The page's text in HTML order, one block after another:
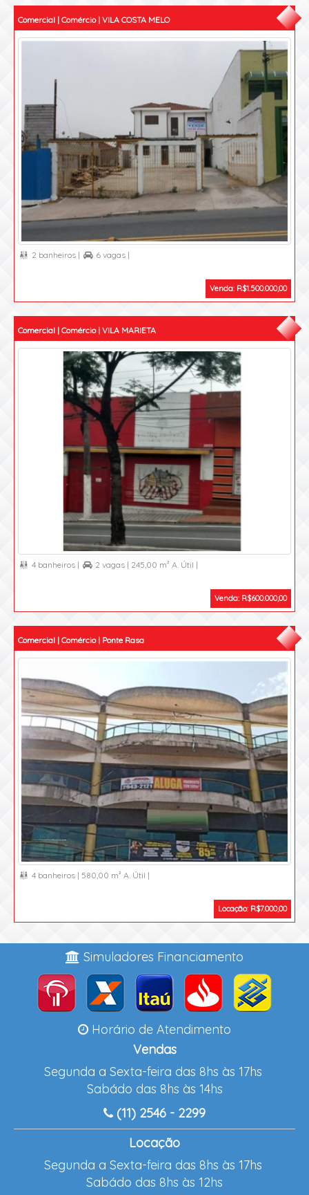
Comercial | Comércio | VILA COSTA MELO
 2 banheiros |  6 vagas |
Venda: R$1.500.000,00
Comercial | Comércio | VILA MARIETA
 4 banheiros |  2 vagas | 245,00 m² A. Útil |
Venda: R$600.000,00
Comercial | Comércio | Ponte Rasa
 4 banheiros | 580,00 m² A. Útil |
Locação: R$7.000,00
Simuladores Financiamento
Horário de Atendimento
Vendas
Segunda a Sexta-feira das 8hs às 17hs
Sabádo das 8hs às 14hs
(11) 2546 - 2299
Locação
Segunda a Sexta-feira das 8hs às 17hs
Sabádo das 8hs às 12hs